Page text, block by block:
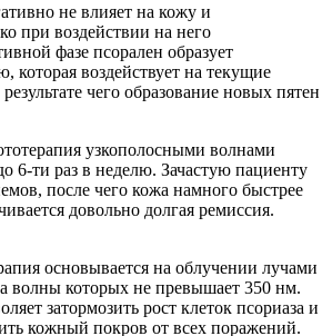
не влияет на кожу и
при воздействии на него
фазе псорален образует
которая воздействует на текущие
чего образование новых пятен
узкополосными волнами
6-ти раз в неделю. Зачастую пациенту
после чего кожа намного быстрее
довольно долгая ремиссия.
основывается на облучении лучами
волны которых не превышает 350 нм.
затормозить рост клеток псориаза и
кожный покров от всех поражений.